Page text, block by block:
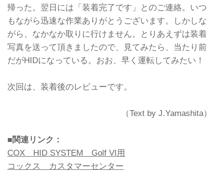
帰った。翌日には「装着完了です」とのご連絡。いつ
もながら迅速な作業ありがとうございます。しかしな
がら、なかなか取りに行けません。とりあえずは装着
写真を送って頂きましたので、見てみたら、当たり前
だがHIDになっている。おお、早く運転してみたい！
次回は、装着後のレビューです。
（Text by J.Yamashita）
■関連リンク：
COX HID SYSTEM Golf VI用
コックス カスタマーセンター